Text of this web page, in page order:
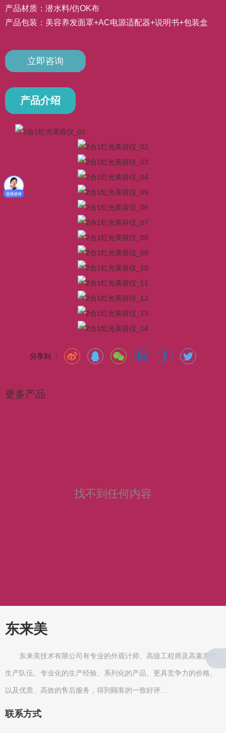
产品材质：潜水料/仿OK布
产品包装：美容养发面罩+AC电源适配器+说明书+包装盒
立即咨询
产品介绍
分享到 ：
更多产品
找不到任何内容
东来美
东来美技术有限公司有专业的外观计师、高级工程师及高素质的
生产队伍。专业化的生产经验、系列化的产品、更具竞争力的价格、
以及优质、高效的售后服务，得到顾客的一致好评...
联系方式